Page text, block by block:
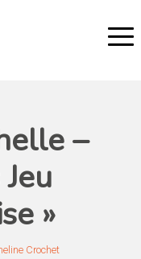
–
»
Crochet